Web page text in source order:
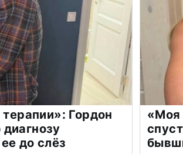
Гордон
до слёз
«Моя